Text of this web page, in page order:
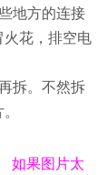
地方的连接
花，排空电
拆。不然拆
如果图片太